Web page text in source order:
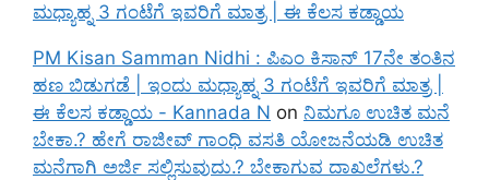
ಮಧ್ಯಾಹ್ನ 3 ಗಂಟೆಗೆ ಇವರಿಗೆ ಮಾತ್ರ | ಈ ಕೆಲಸ ಕಡ್ಡಾಯ
PM Kisan Samman Nidhi : ಪಿಎಂ ಕಿಸಾನ್ 17ನೇ ತಂತಿನ
ಹಣ ಬಿಡುಗಡೆ | ಇಂದು ಮಧ್ಯಾಹ್ನ 3 ಗಂಟೆಗೆ ಇವರಿಗೆ ಮಾತ್ರ |
ಈ ಕೆಲಸ ಕಡ್ಡಾಯ - Kannada N on ನಿಮಗೂ ಉಚಿತ ಮನೆ
ಬೇಕಾ.? ಹೇಗೆ ರಾಜೀವ್ ಗಾಂಧಿ ವಸತಿ ಯೋಜನೆಯಡಿ ಉಚಿತ
ಮನೆಗಾಗಿ ಅರ್ಜಿ ಸಲ್ಲಿಸುವುದು.? ಬೇಕಾಗುವ ದಾಖಲೆಗಳು.?